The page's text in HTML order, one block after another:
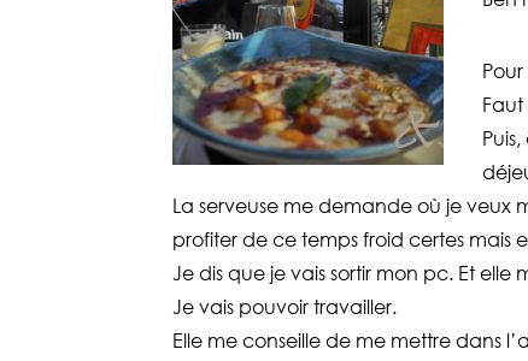
La serveuse me demande où je veux
profiter de ce temps froid certes mais
Je dis que je vais sortir mon pc. Et elle
Je vais pouvoir travailler.
Elle me conseille de me mettre dans